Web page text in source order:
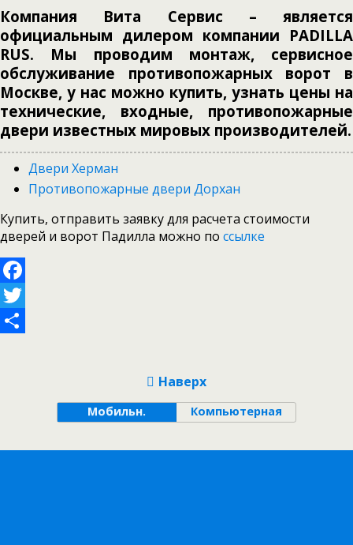
Компания Вита Сервис – является
официальным дилером компании PADILLA
RUS. Мы проводим монтаж, сервисное
обслуживание противопожарных ворот в
Москве, у нас можно купить, узнать цены на
технические, входные, противопожарные
двери известных мировых производителей.
Двери Херман
Противопожарные двери Дорхан
Купить, отправить заявку для расчета стоимости
дверей и ворот Падилла можно по ссылке
Facebook
Twitter
Наверх
Мобильн. Компьютерная